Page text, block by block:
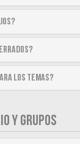
los temas?
Y GRUPOS